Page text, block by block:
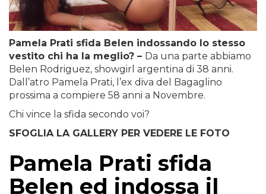
Pamela Prati sfida Belen indossando lo stesso
vestito chi ha la meglio? – Da una parte abbiamo
Belen Rodriguez, showgirl argentina di 38 anni.
Dall’atro Pamela Prati, l’ex diva del Bagaglino
prossima a compiere 58 anni a Novembre.
Chi vince la sfida secondo voi?
SFOGLIA LA GALLERY PER VEDERE LE FOTO
Pamela Prati sfida
Belen ed indossa il